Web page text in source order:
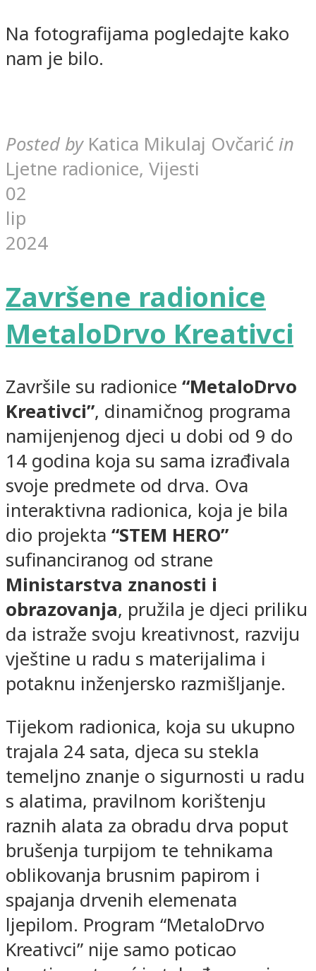
Na fotografijama pogledajte kako
nam je bilo.
Posted by Katica Mikulaj Ovčarić in
Ljetne radionice, Vijesti
02
lip
2024
Završene radionice
MetaloDrvo Kreativci
Završile su radionice “MetaloDrvo
Kreativci”, dinamičnog programa
namijenjenog djeci u dobi od 9 do
14 godina koja su sama izrađivala
svoje predmete od drva. Ova
interaktivna radionica, koja je bila
dio projekta “STEM HERO”
sufinanciranog od strane
Ministarstva znanosti i
obrazovanja, pružila je djeci priliku
da istraže svoju kreativnost, razviju
vještine u radu s materijalima i
potaknu inženjersko razmišljanje.
Tijekom radionica, koja su ukupno
trajala 24 sata, djeca su stekla
temeljno znanje o sigurnosti u radu
s alatima, pravilnom korištenju
raznih alata za obradu drva poput
brušenja turpijom te tehnikama
oblikovanja brusnim papirom i
spajanja drvenih elemenata
ljepilom. Program “MetaloDrvo
Kreativci” nije samo poticao